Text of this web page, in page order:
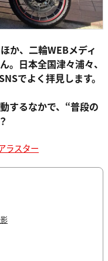
か、二輪WEBメディ
。日本全国津々浦々、
でよく拝見します。
するなかで、“普段の
ラスター